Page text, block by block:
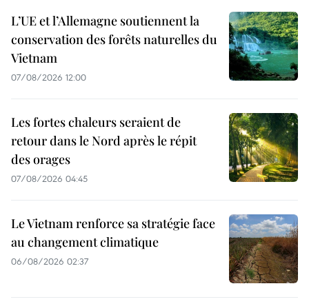
L’UE et l’Allemagne soutiennent la
conservation des forêts naturelles du
Vietnam
07/08/2026 12:00
Les fortes chaleurs seraient de
retour dans le Nord après le répit
des orages
07/08/2026 04:45
Le Vietnam renforce sa stratégie face
au changement climatique
06/08/2026 02:37